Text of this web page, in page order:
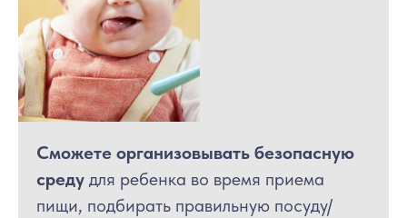
Сможете организовывать безопасную
среду для ребенка во время приема
пищи, подбирать правильную посуду/